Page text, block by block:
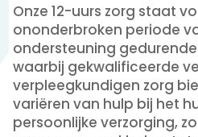
Onze 12-uurs zorg staat
ononderbroken periode
ondersteuning
waarbij gekwalificeerde
verpleegkundigen zorg
variëren van hulp bij het
persoonlijke verzorging,